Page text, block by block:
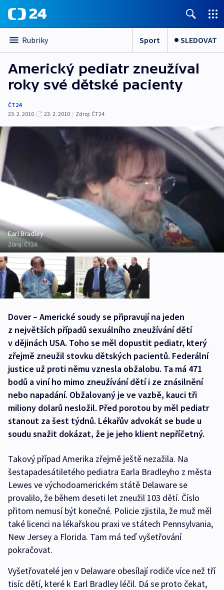
Rubriky Sport SLEDOVAT
Americký pediatr zneužíval
roky své dětské pacienty
ČT24
23. 2. 2010
23. 2. 2010 | Zdroj: ČT24
Earl Bradley
Zdroj:ČT24
Dover – Americké soudy se připravují na jeden
z největších případů sexuálního zneužívání dětí
v dějinách USA. Toho se měl dopustit pediatr, který
zřejmě zneužil stovku dětských pacientů. Federální
justice už proti němu vznesla obžalobu. Ta má 471
bodů a viní ho mimo zneužívání dětí i ze znásilnění
nebo napadání. Obžalovaný je ve vazbě, kauci tři
miliony dolarů nesložil. Před porotou by měl pediatr
stanout za šest týdnů. Lékařův advokát se bude u
soudu snažit dokázat, že je jeho klient nepříčetný.
Takový případ Amerika zřejmě ještě nezažila. Na
šestapadesátiletého pediatra Earla Bradleyho z města
Lewes ve východoamerickém státě Delaware se
provalilo, že během deseti let zneužil 103 dětí. Číslo
přitom nemusí být konečné. Policie zjistila, že muž měl
také licenci na lékařskou praxi ve státech Pennsylvania,
New Jersey a Florida. Tam má teď vyšetřování
pokračovat.
Vyšetřovatelé jen v Delaware obesílají rodiče více než tří
tisíc dětí, které k Earl Bradley léčil. Dá se proto čekat,